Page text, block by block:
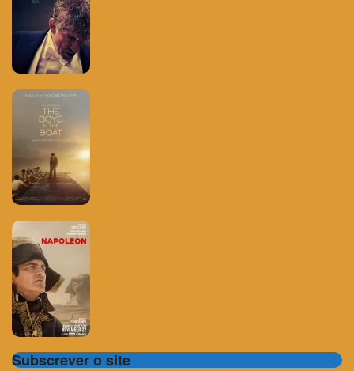
Subscrever o site